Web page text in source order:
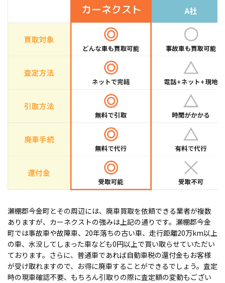
瀬棚郡今金町とその周辺には、廃車買取を依頼できる業者が複数
ありますが、カーネクストの強みは上記の通りです。瀬棚郡今金
町では事故車や故障車、20年落ちの古い車、走行距離20万km以上
の車、水没してしまった車なども0円以上で買い取らせていただい
ております。さらに、普通車であれば自動車税の還付金もお客様
が受け取れますので、お得に廃車することができるでしょう。査定
時の現車確認不要、もちろん引取りの際に査定額の変動もござい